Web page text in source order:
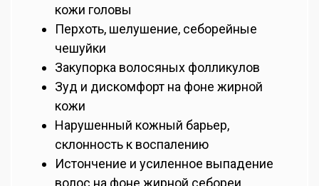
кожи головы
Перхоть, шелушение, себорейные
чешуйки
Закупорка волосяных фолликулов
Зуд и дискомфорт на фоне жирной
кожи
Нарушенный кожный барьер,
склонность к воспалению
Истончение и усиленное выпадение
волос на фоне жирной себореи